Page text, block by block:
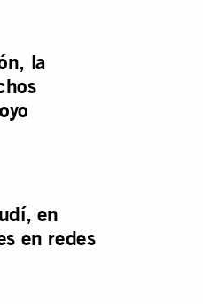
la
en
en redes